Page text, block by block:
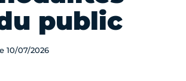
public
10/07/2026